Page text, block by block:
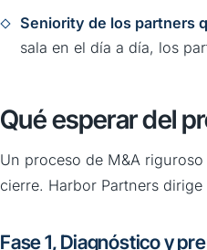
Seniority de los partners
sala en el día a día, los
Qué esperar del
Un proceso de M&A
cierre. Harbor Partners
Fase 1, Diagnóstico y